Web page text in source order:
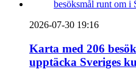
2026-07-30 19:16
Karta med 206
upptäcka Sveriges